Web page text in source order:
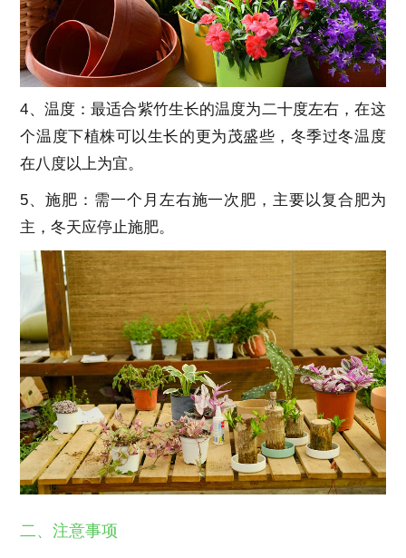
4、温度：最适合紫竹生长的温度为二十度左右，在这
个温度下植株可以生长的更为茂盛些，冬季过冬温度
在八度以上为宜。
5、施肥：需一个月左右施一次肥，主要以复合肥为
主，冬天应停止施肥。
二、注意事项